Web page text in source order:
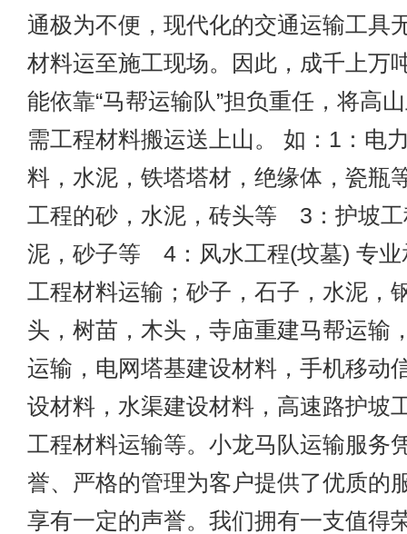
通极为不便，现代化的交通运输工具
材料运至施工现场。因此，成千上万
能依靠“马帮运输队”担负重任，将高
需工程材料搬运送上山。 如：1：电
料，水泥，铁塔塔材，绝缘体，瓷
工程的砂，水泥，砖头等 3：护坡工
泥，砂子等 4：风水工程(坟墓) 专业
工程材料运输；砂子，石子，水泥，
头，树苗，木头，寺庙重建马帮运输
运输，电网塔基建设材料，手机移动
设材料，水渠建设材料，高速路护坡
工程材料运输等。小龙马队运输服务
誉、严格的管理为客户提供了优质的
享有一定的声誉。我们拥有一支值得